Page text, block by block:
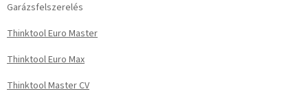
Garázsfelszerelés
Thinktool Euro Master
Thinktool Euro Max
Thinktool Master CV